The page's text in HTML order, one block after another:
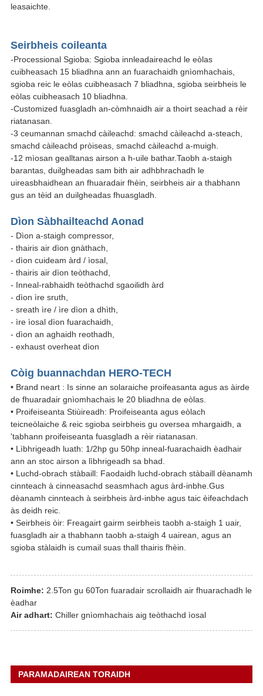
leasaichte.
Seirbheis coileanta
-Processional Sgioba: Sgioba innleadaireachd le eòlas
cuibheasach 15 bliadhna ann an fuarachaidh gnìomhachais,
sgioba reic le eòlas cuibheasach 7 bliadhna, sgioba seirbheis le
eòlas cuibheasach 10 bliadhna.
-Customized fuasgladh an-còmhnaidh air a thoirt seachad a rèir
riatanasan.
-3 ceumannan smachd càileachd: smachd càileachd a-steach,
smachd càileachd pròiseas, smachd càileachd a-muigh.
-12 mìosan gealltanas airson a h-uile bathar.Taobh a-staigh
barantas, duilgheadas sam bith air adhbhrachadh le
uireasbhaidhean an fhuaradair fhèin, seirbheis air a thabhann
gus an tèid an duilgheadas fhuasgladh.
Dìon Sàbhailteachd Aonad
- Dìon a-staigh compressor,
- thairis air dìon gnàthach,
- dìon cuideam àrd / ìosal,
- thairis air dìon teòthachd,
- Inneal-rabhaidh teòthachd sgaoilidh àrd
- dìon ìre sruth,
- sreath ìre / ìre dìon a dhìth,
- ìre ìosal dìon fuarachaidh,
- dìon an aghaidh reothadh,
- exhaust overheat dìon
Còig buannachdan HERO-TECH
• Brand neart : Is sinne an solaraiche proifeasanta agus as àirde
de fhuaradair gnìomhachais le 20 bliadhna de eòlas.
• Proifeiseanta Stiùireadh: Proifeiseanta agus eòlach
teicneòlaiche & reic sgioba seirbheis gu oversea mhargaidh, a
'tabhann proifeiseanta fuasgladh a rèir riatanasan.
• Lìbhrigeadh luath: 1/2hp gu 50hp inneal-fuarachaidh èadhair
ann an stoc airson a lìbhrigeadh sa bhad.
• Luchd-obrach stàbaill: Faodaidh luchd-obrach stàbaill dèanamh
cinnteach à cinneasachd seasmhach agus àrd-inbhe.Gus
dèanamh cinnteach à seirbheis àrd-inbhe agus taic èifeachdach
às deidh reic.
• Seirbheis òir: Freagairt gairm seirbheis taobh a-staigh 1 uair,
fuasgladh air a thabhann taobh a-staigh 4 uairean, agus an
sgioba stàlaidh is cumail suas thall thairis fhèin.
Roimhe: 2.5Ton gu 60Ton fuaradair scrollaidh air fhuarachadh le
èadhar
Air adhart: Chiller gnìomhachais aig teòthachd ìosal
PARAMADAIREAN TORAIDH